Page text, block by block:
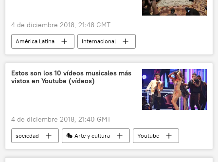
4 de diciembre 2018, 21:48 GMT
América Latina
Internacional
política
🌍 Oriente Medio
Rusia
América del Norte
Economía
Venezuela
Turquía
sanciones
noticias
Estos son los 10 vídeos musicales más
vistos en Youtube (vídeos)
4 de diciembre 2018, 21:40 GMT
sociedad 🎭 Arte y cultura
Youtube
reproducciones
noticias